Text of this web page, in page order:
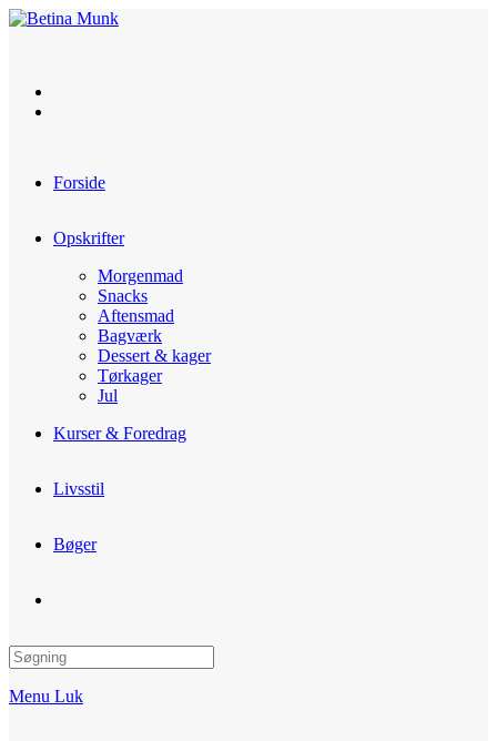
Skip
Forside
Opskrifter
Morgenmad
Snacks
Aftensmad
Bagværk
Dessert & kager
Tørkager
Jul
Kurser & Foredrag
Livsstil
Bøger
website
search
Menu Luk